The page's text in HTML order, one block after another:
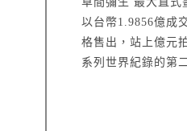
以台幣1.9856億成
格售出，站上億元
系列世界紀錄的第